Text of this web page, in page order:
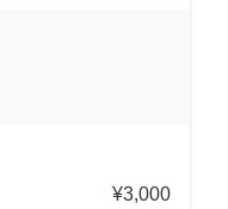
¥3,000